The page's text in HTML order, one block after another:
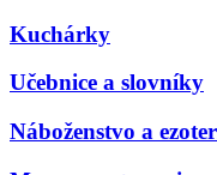
Kuchárky
Učebnice a slovníky
Náboženstvo a